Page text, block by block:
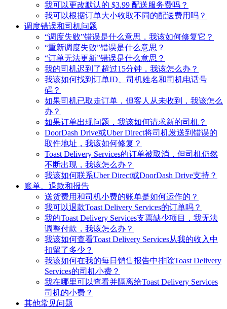
我可以更改默认的 $3.99 配送服务费吗？
我可以根据订单大小收取不同的配送费用吗？
调度错误和司机问题
“调度失败”错误是什么意思，我该如何修复它？
“重新调度失败”错误是什么意思？
“订单无法更新”错误是什么意思？
我的司机迟到了超过15分钟，我该怎么办？
我该如何找到订单ID、司机姓名和司机电话号
码？
如果司机已取走订单，但客人从未收到，我该怎么
办？
如果订单出现问题，我该如何请求新的司机？
DoorDash Drive或Uber Direct将司机发送到错误的
取件地址，我该如何修复？
Toast Delivery Services的订单被取消，但司机仍然
不断出现，我该怎么办？
我该如何联系Uber Direct或DoorDash Drive支持？
账单、退款和报告
送货费用和司机小费的账单是如何运作的？
我可以退款Toast Delivery Services的订单吗？
我的Toast Delivery Services支票缺少项目，我无法
调整付款，我该怎么办？
我该如何查看Toast Delivery Services从我的收入中
扣留了多少？
我该如何在我的每日销售报告中排除Toast Delivery
Services的司机小费？
我在哪里可以查看并隔离给Toast Delivery Services
司机的小费？
其他常见问题